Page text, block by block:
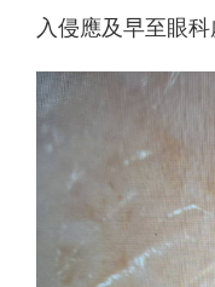
入侵應及早至眼科